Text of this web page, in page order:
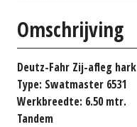
Omschrijving
Deutz-Fahr Zij-afleg hark
Type: Swatmaster 6531
Werkbreedte: 6.50 mtr.
Tandem